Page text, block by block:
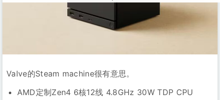
Valve的Steam machine很有意思。
AMD定制Zen4 6核12线 4.8GHz 30W TDP CPU